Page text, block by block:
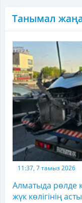
Танымал
11:37, 7 тамыз 2026
Алматыда рөлде
жүк көлігінің